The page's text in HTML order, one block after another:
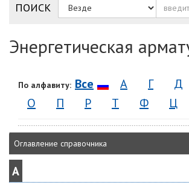
ПОИСК
Энергетическая
По алфавиту: Все А Г Д
О
П Р Т Ф Ц
Оглавление справочника
А